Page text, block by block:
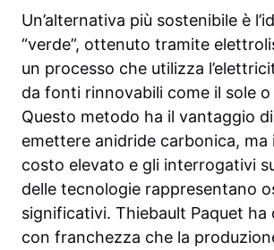
Un’alternativa più sostenibile è
“verde”, ottenuto tramite
un processo che utilizza
da fonti rinnovabili come il sole
Questo metodo ha il vantaggio
emettere anidride carbonica, ma
costo elevato e gli interrogativi
delle tecnologie rappresentano
significativi. Thiebault Paquet ha
con franchezza che la